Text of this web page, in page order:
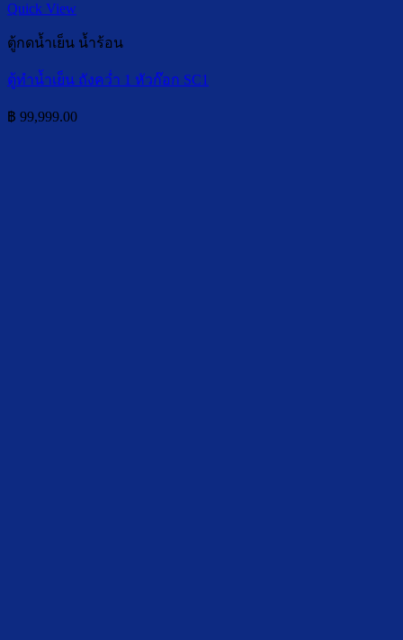
Quick View
ตู้กดน้ำเย็น น้ำร้อน
ตู้ทำน้ำเย็น ถังคว่ำ 1 หัวก๊อก SC1
฿ 99,999.00